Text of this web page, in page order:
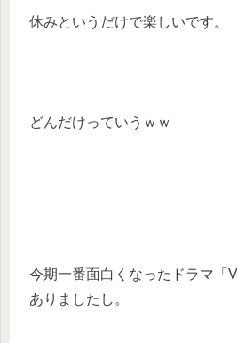
休みというだけで楽しいです。
どんだけっていうｗｗ
今期一番面白くなったドラマ「
ありましたし。